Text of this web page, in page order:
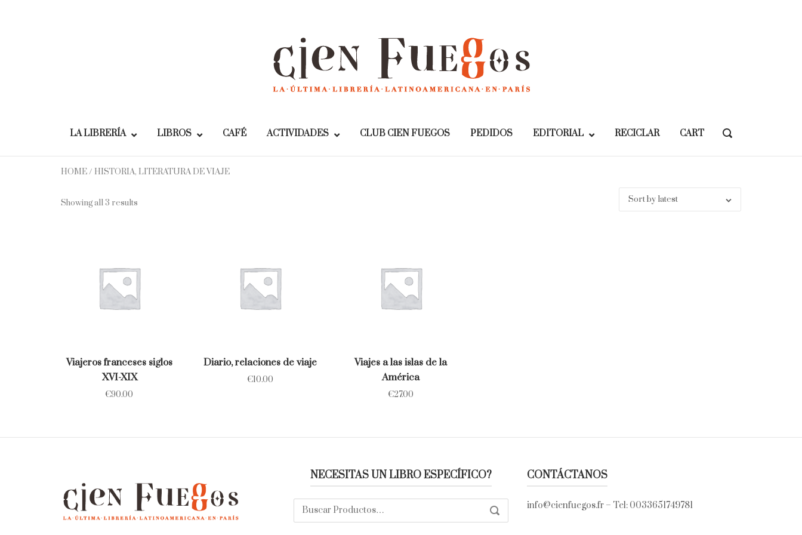
LA LIBRERÍA LIBROS CAFÉ ACTIVIDADES CLUB CIEN FUEGOS PEDIDOS EDITORIAL RECICLAR CART
OPEN
BAR
HOME/ HISTORIA, LITERATURA DE VIAJE
Showing all 3 results Sort by latest
Viajeros franceses siglos
XVI-XIX
€90.00
Diario, relaciones de viaje
€10.00
Viajes a las islas de la
América
€27.00
NECESITAS UN LIBRO ESPECÍFICO?
Buscar:
SEARCH
CONTÁCTANOS
info@cienfuegos.fr– Tel: 0033651749781